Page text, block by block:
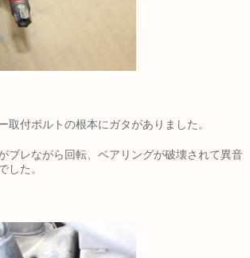
取付ボルトの根本にガタがありました。
ブレながら回転、ベアリングが破壊されて異音
した。